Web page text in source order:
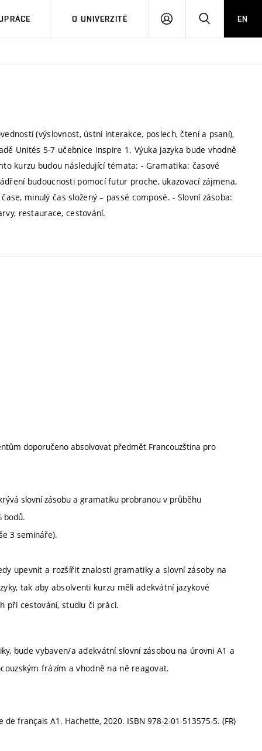
O UNIVERZITĚ
PŘIHLÁSIT HLEDATEN
(výslovnost, ústní interakce, poslech, čtení a psaní),
Unités 5-7 učebnice Inspire 1. Výuka jazyka bude vhodně
kurzu budou následující témata: - Gramatika: časové
budoucnosti pomocí futur proche, ukazovací zájmena,
minulý čas složený – passé composé. - Slovní zásoba:
restaurace, cestování.
doporučeno absolvovat předmět Francouzština pro
slovní zásobu a gramatiku probranou v průběhu
bodů.
3 semináře).
upevnit a rozšířit znalosti gramatiky a slovní zásoby na
tak aby absolventi kurzu měli adekvátní jazykové
při cestování, studiu či práci.
bude vybaven/a adekvátní slovní zásobou na úrovni A1 a
frázím a vhodně na ně reagovat.
français A1. Hachette, 2020. ISBN 978-2-01-513575-5. (FR)